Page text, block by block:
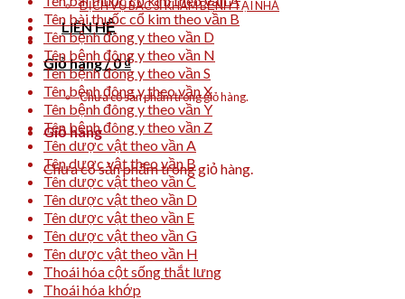
DỊCH VỤ BÁC SĨ KHÁM BỆNH TẠI NHÀ
LIÊN HỆ
Giỏ hàng /0₫
Chưa có sản phẩm trong giỏ hàng.
Giỏ hàng
Chưa có sản phẩm trong giỏ hàng.
Tên bài thuốc cổ kim theo vần B
Tên bệnh đông y theo vần D
Tên bệnh đông y theo vần N
Tên bệnh đông y theo vần S
Tên bệnh đông y theo vần X
Tên bệnh đông y theo vần Y
Tên bệnh đông y theo vần Z
Tên dược vật theo vần A
Tên dược vật theo vần B
Tên dược vật theo vần C
Tên dược vật theo vần D
Tên dược vật theo vần E
Tên dược vật theo vần G
Tên dược vật theo vần H
Thoái hóa cột sống thắt lưng
Thoái hóa khớp